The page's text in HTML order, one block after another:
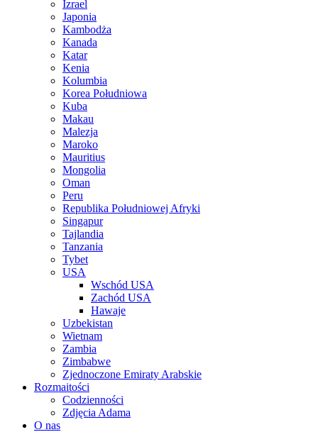
Izrael
Japonia
Kambodża
Kanada
Katar
Kenia
Kolumbia
Korea Południowa
Kuba
Makau
Malezja
Maroko
Mauritius
Mongolia
Oman
Peru
Republika Południowej Afryki
Singapur
Tajlandia
Tanzania
Tybet
USA
Wschód USA
Zachód USA
Hawaje
Uzbekistan
Wietnam
Zambia
Zimbabwe
Zjednoczone Emiraty Arabskie
Rozmaitości
Codzienności
Zdjęcia Adama
O nas